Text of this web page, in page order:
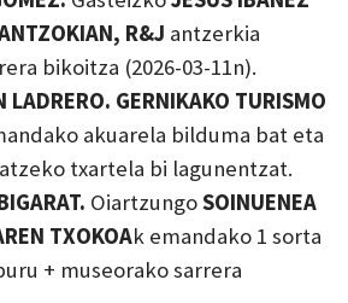
R&J antzerkia
bikoitza (2026-03-11n).
LADRERO. GERNIKAKO TURISMO
akuarela bilduma bat eta
txartela bi lagunentzat.
OiartzungoSOINUENEA
TXOKOAk emandako 1 sorta
+ museorako sarrera